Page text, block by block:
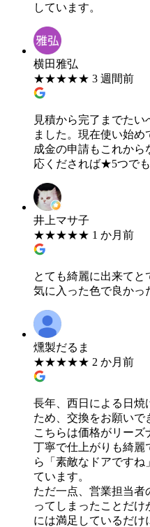
しています。
横田雅弘
★★★★★ 3 週間前
見積から完了までた
ました。現在使い始
成金の申請もこれか
応くだされば★5つで
井上マサ子
★★★★★ 1 か月前
とても綺麗に出来てと
気に入った色で良かっ
燻製だるま
★★★★★ 2 か月前
長年、西日による日焼
ため、交換をお願いで
こちらは価格がリーズ
丁寧で仕上がりも綺麗
ら「素敵なドアですね
ています。
ただ一点、営業担当者
ってしまったことだ
には満足しているだけ